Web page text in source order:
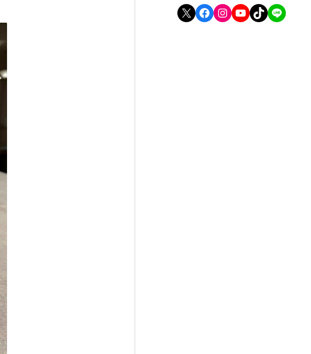
X Facebook Instagram YouTube TikTok LINE